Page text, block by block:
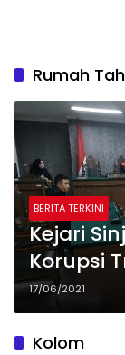
Rumah
BERITA TERKINI
Kejari
Korupsi
17/06/2021
Kolom